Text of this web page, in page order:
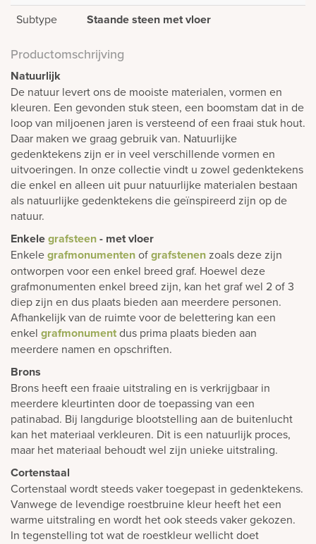
Subtype Staande steen met vloer
Productomschrijving
Natuurlijk
De natuur levert ons de mooiste materialen, vormen en
kleuren. Een gevonden stuk steen, een boomstam dat in de
loop van miljoenen jaren is versteend of een fraai stuk hout.
Daar maken we graag gebruik van. Natuurlijke
gedenktekens zijn er in veel verschillende vormen en
uitvoeringen. In onze collectie vindt u zowel gedenktekens
die enkel en alleen uit puur natuurlijke materialen bestaan
als natuurlijke gedenktekens die geïnspireerd zijn op de
natuur.
Enkelegrafsteen- met vloer
Enkelegrafmonumentenofgrafstenenzoals deze zijn
ontworpen voor een enkel breed graf. Hoewel deze
grafmonumenten enkel breed zijn, kan het graf wel 2 of 3
diep zijn en dus plaats bieden aan meerdere personen.
Afhankelijk van de ruimte voor de belettering kan een
enkel grafmonumentdus prima plaats bieden aan
meerdere namen en opschriften.
Brons
Brons heeft een fraaie uitstraling en is verkrijgbaar in
meerdere kleurtinten door de toepassing van een
patinabad. Bij langdurige blootstelling aan de buitenlucht
kan het materiaal verkleuren. Dit is een natuurlijk proces,
maar het materiaal behoudt wel zijn unieke uitstraling.
Cortenstaal
Cortenstaal wordt steeds vaker toegepast in gedenktekens.
Vanwege de levendige roestbruine kleur heeft het een
warme uitstraling en wordt het ook steeds vaker gekozen.
In tegenstelling tot wat de roestkleur wellicht doet